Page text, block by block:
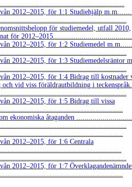
2012–2015, för 1:1 Studiehjälp
för studiemedel, utfall 2010,
för
2012–2015, för 1:2 Studiemedel
2012–2015, för 1:3 Studiemedelsräntor
2012–2015, för 1:4 Bidrag till kostnader
och vid viss föräldrautbildning i
2012–2015, för 1:5 Bidrag till vissa
ekonomiska åtaganden
2012–2015, för 1:6 Centrala
2012–2015, för 1:7